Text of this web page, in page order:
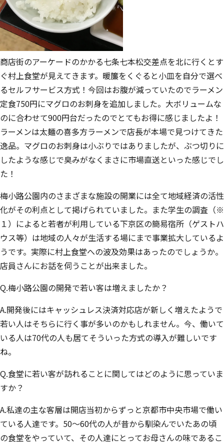
商店街のアーケードのかかる七条七本松交差点を北に行くとす
ぐ村上食堂が見えてきます。暖簾をくぐると小皿を自分で選べ
るセルフサービス方式！今回はお腹が減っていたのでラーメン
定食750円にマグロのお刺身を追加しました。大ボリュームな
のに合わせて900円台だったのでとてもお得に感じましたよ！
ラーメンは太麺の喜多方ラーメンで店長が本場で見つけてきた
逸品。マグロのお刺身は小ぶりではありましたが、ぶつ切りに
したような感じで臭みがなくまさに市場直送といった感じでし
た！
梅小路公園内のさまざまな施設の開業には全て地域経済の活性
化がその利点として掲げられていました。また学生の調査（※
１）によると若者が利用している下京区の簡易宿所（ゲストハ
ウス等）は地域の人々が生活する場にまで事業拡大しているよ
うです。実際に村上食堂への波及効果はあったのでしょうか。
店員さんにお話を伺うことが出来ました。
Q.梅小路公園の開発で若い客は増えましたか？
A.開発後にはキャッシュレス決済対応店が新しく増えたようで
若い人はそちらに行く事が多いのかもしれません。今、働いて
いる人は70代の人も居てそういった方式の導入が難しいです
ね。
Q.食堂に若い客が訪れることに関してはどのように思っていま
すか？
A.私達の主な客層は開店当初からずっと京都市中央市場で働い
ている人達です。50～60代の人が昔から馴染んでいたあの頃
の食堂をやっていて、その人達にとってお母さんの味であるこ